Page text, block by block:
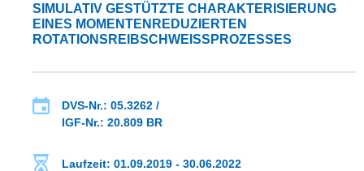
SIMULATIV GESTÜTZTE CHARAKTERISIERUNG
EINES MOMENTENREDUZIERTEN
ROTATIONSREIBSCHWEISSPROZESSES
DVS-Nr.: 05.3262 /
IGF-Nr.: 20.809 BR
Laufzeit: 01.09.2019 - 30.06.2022